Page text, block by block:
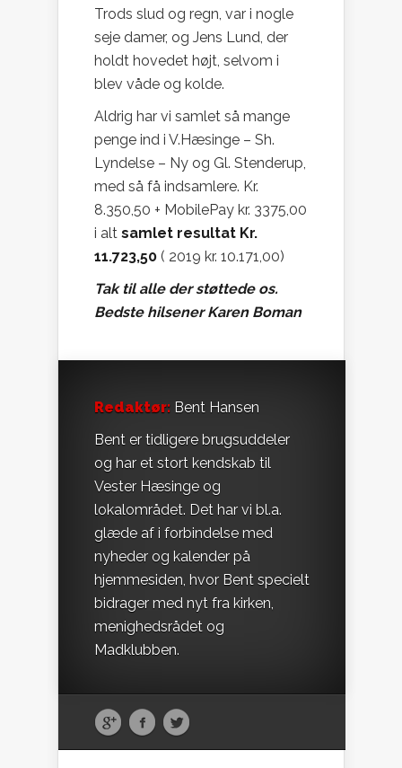
Trods slud og regn, var i nogle
seje damer, og Jens Lund, der
holdt hovedet højt, selvom i
blev våde og kolde.
Aldrig har vi samlet så mange
penge ind i V.Hæsinge – Sh.
Lyndelse – Ny og Gl. Stenderup,
med så få indsamlere. Kr.
8.350,50 + MobilePay kr. 3375,00
i alt samlet resultat Kr.
11.723,50 ( 2019 kr. 10.171,00)
Tak til alle der støttede os.
Bedste hilsener Karen Boman
Redaktør: Bent Hansen
Bent er tidligere brugsuddeler
og har et stort kendskab til
Vester Hæsinge og
lokalområdet. Det har vi bl.a.
glæde af i forbindelse med
nyheder og kalender på
hjemmesiden, hvor Bent specielt
bidrager med nyt fra kirken,
menighedsrådet og
Madklubben.